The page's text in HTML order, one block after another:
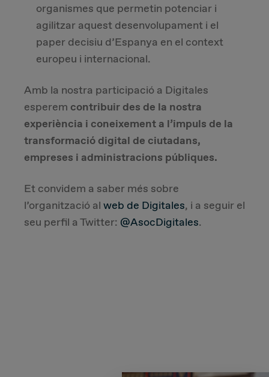
organismes que permetin potenciar i
agilitzar aquest desenvolupament i el
paper decisiu d’Espanya en el context
europeu i internacional.
Amb la nostra participació a Digitales
esperem contribuir des de la nostra
experiència i coneixement a l’impuls de la
transformació digital de ciutadans,
empreses i administracions públiques.
Et convidem a saber més sobre
l’organització al web de Digitales, i a seguir el
seu perfil a Twitter: @AsocDigitales.